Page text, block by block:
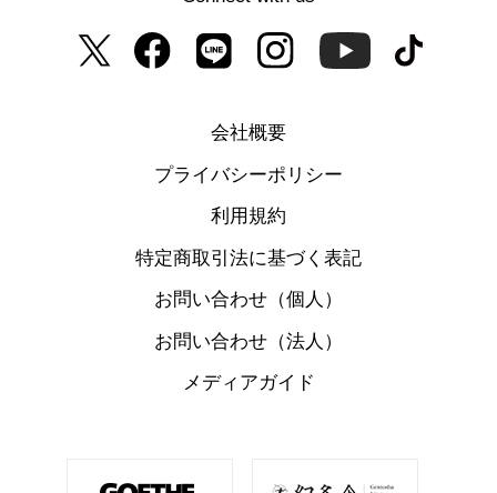
会社概要
プライバシーポリシー
利用規約
特定商取引法に基づく表記
お問い合わせ（個人）
お問い合わせ（法人）
メディアガイド